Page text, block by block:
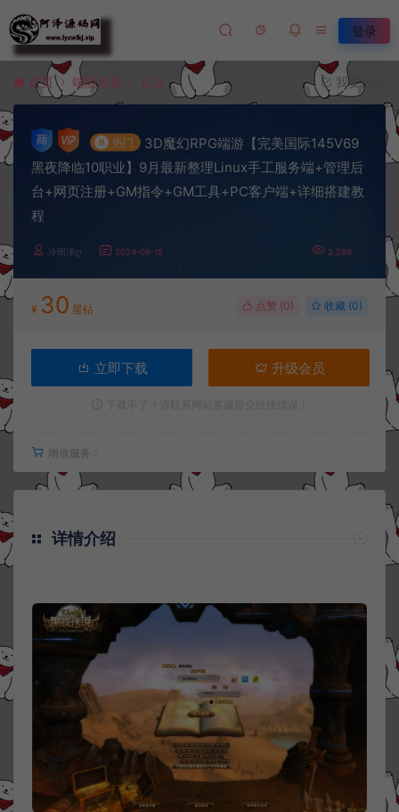
登录
首页 端游资源 正文 我要投稿
# 热门
3D魔幻RPG端游【完美国际145V69
黑夜降临10职业】9月最新整理Linux手工服务端+管理后
台+网页注册+GM指令+GM工具+PC客户端+详细搭建教
程
冷雨泽ღ 2024-09-15 2,289
¥ 30 星钻 点赞 (0) 收藏 (0)
立即下载 升级会员
增值服务：
详情介绍